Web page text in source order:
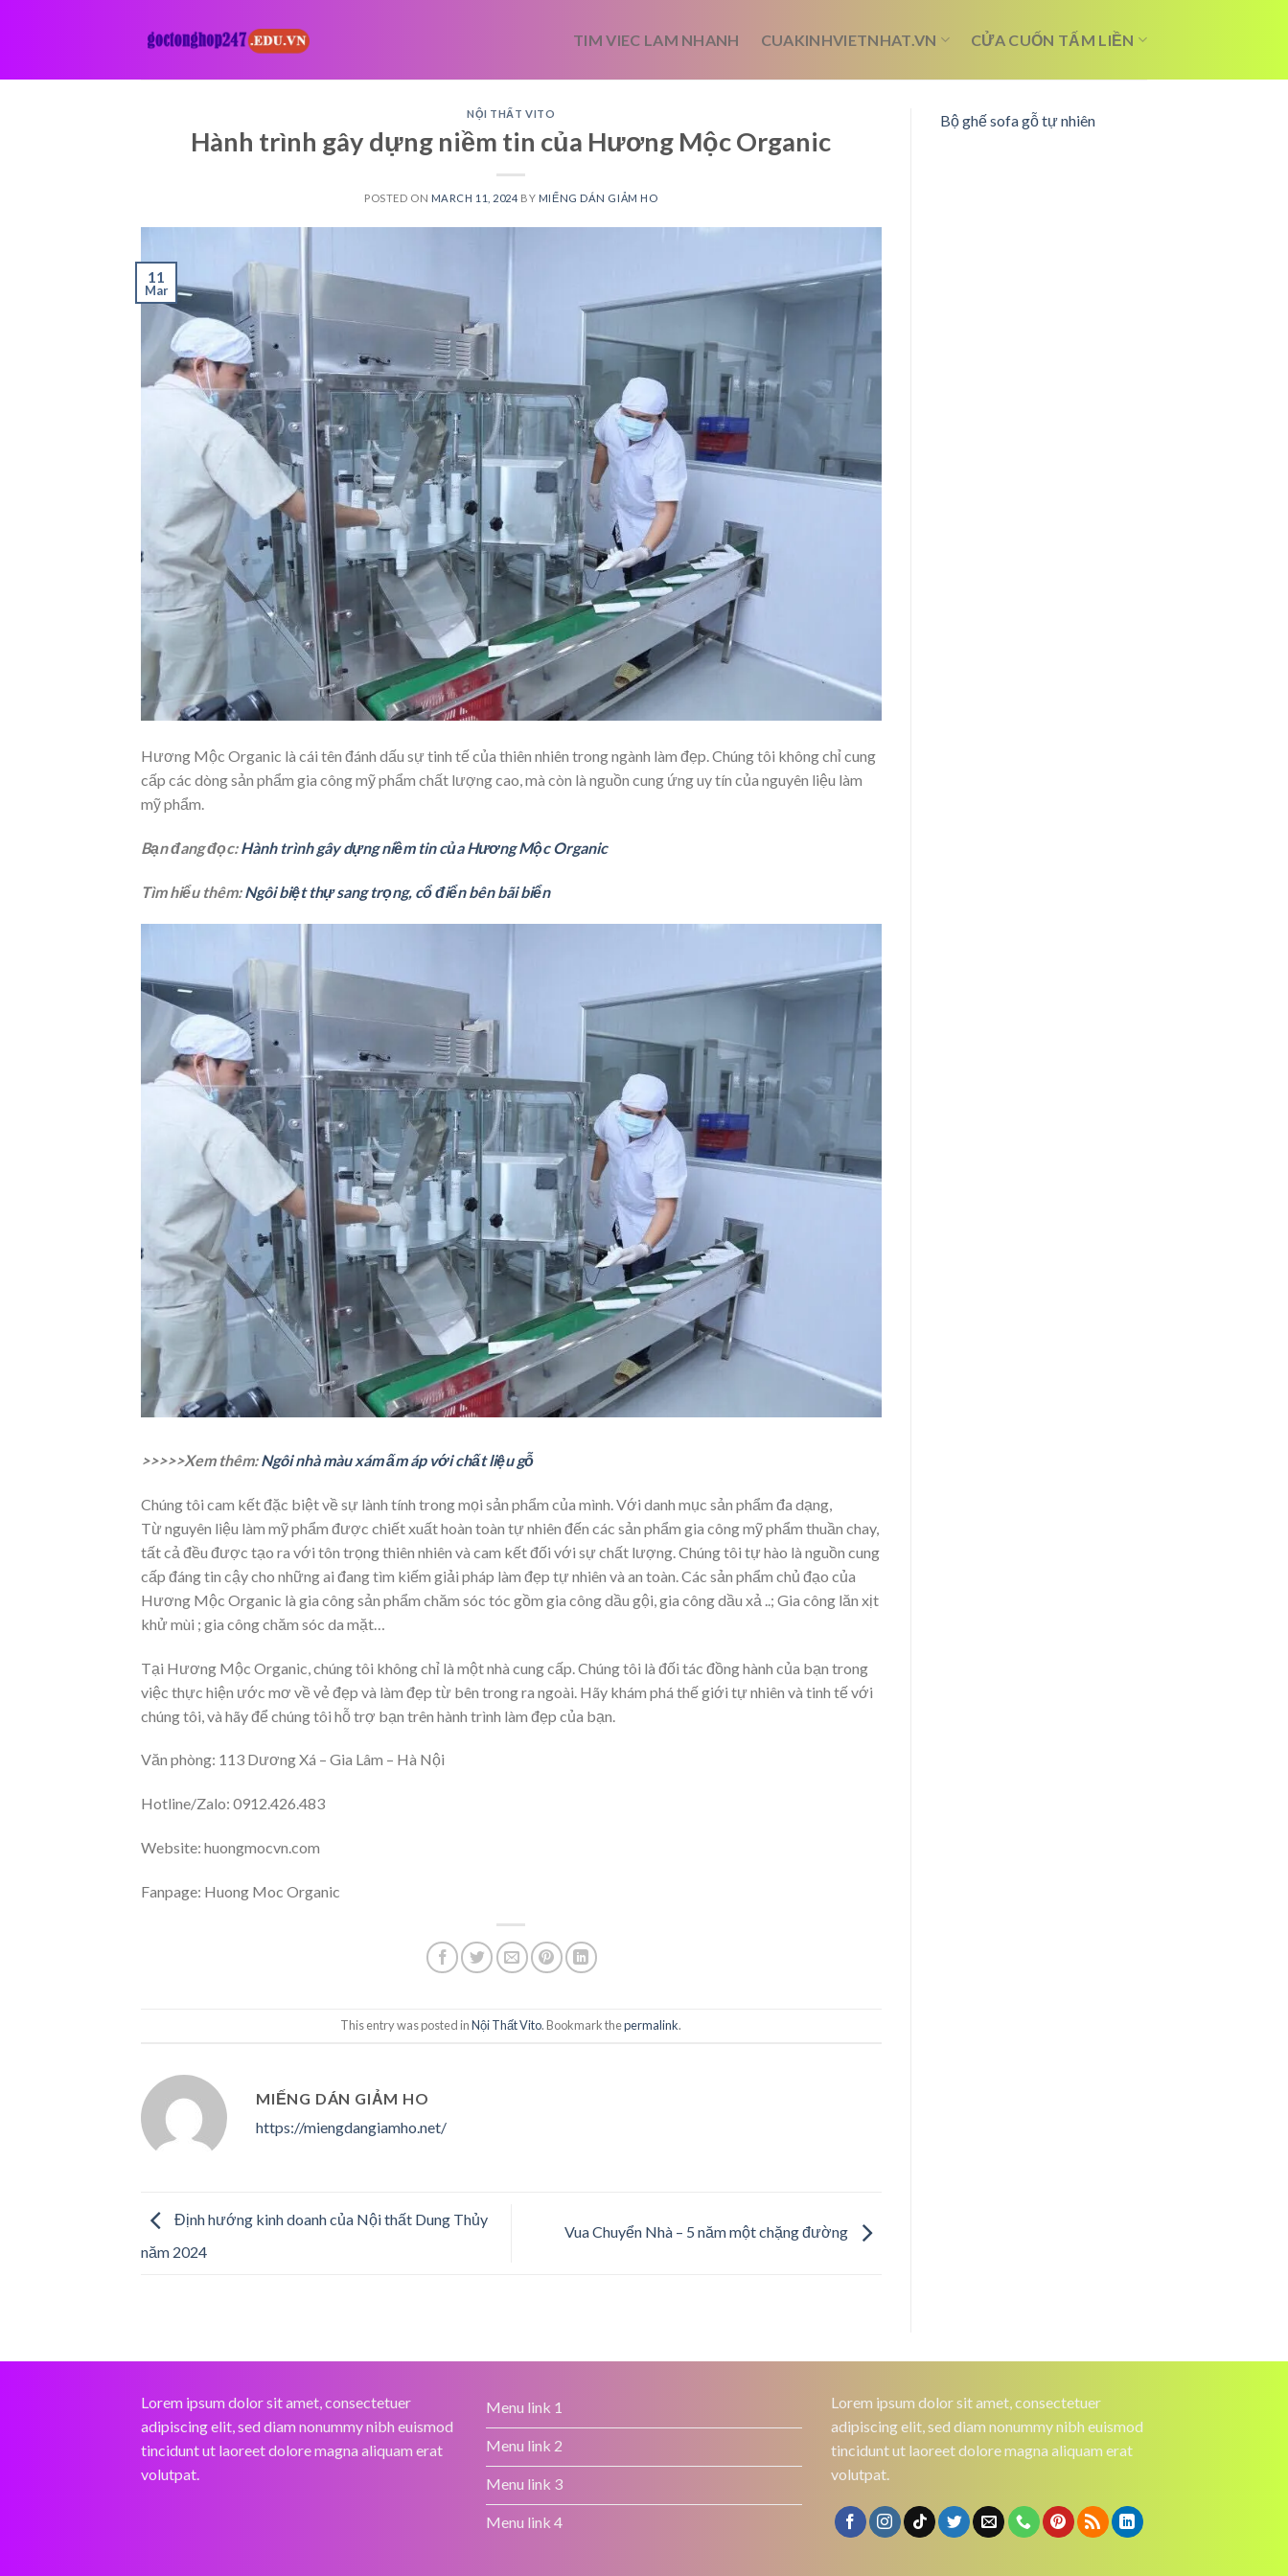
TIM VIEC LAM NHANH CUAKINHVIETNHAT.VN CỬA CUỐN TẤM LIỀN
NỘI THẤT VITO
Hành trình gây dựng niềm tin của Hương Mộc Organic
POSTED ON MARCH 11, 2024 BY MIẾNG DÁN GIẢM HO
11
Mar
Hương Mộc Organic là cái tên đánh dấu sự tinh tế của thiên nhiên trong ngành làm đẹp. Chúng tôi không chỉ cung
cấp các dòng sản phẩm gia công mỹ phẩm chất lượng cao, mà còn là nguồn cung ứng uy tín của nguyên liệu làm
mỹ phẩm.
Bạn đang đọc:Hành trình gây dựng niềm tin của Hương Mộc Organic
Tìm hiểu thêm:Ngôi biệt thự sang trọng, cổ điển bên bãi biển
>>>>>Xem thêm:Ngôi nhà màu xám ấm áp với chất liệu gỗ
Chúng tôi cam kết đặc biệt về sự lành tính trong mọi sản phẩm của mình. Với danh mục sản phẩm đa dạng,
Từ nguyên liệu làm mỹ phẩm được chiết xuất hoàn toàn tự nhiên đến các sản phẩm gia công mỹ phẩm thuần chay,
tất cả đều được tạo ra với tôn trọng thiên nhiên và cam kết đối với sự chất lượng. Chúng tôi tự hào là nguồn cung
cấp đáng tin cậy cho những ai đang tìm kiếm giải pháp làm đẹp tự nhiên và an toàn. Các sản phẩm chủ đạo của
Hương Mộc Organic là gia công sản phẩm chăm sóc tóc gồm gia công dầu gội, gia công dầu xả ..; Gia công lăn xịt
khử mùi ; gia công chăm sóc da mặt…
Tại Hương Mộc Organic, chúng tôi không chỉ là một nhà cung cấp. Chúng tôi là đối tác đồng hành của bạn trong
việc thực hiện ước mơ về vẻ đẹp và làm đẹp từ bên trong ra ngoài. Hãy khám phá thế giới tự nhiên và tinh tế với
chúng tôi, và hãy để chúng tôi hỗ trợ bạn trên hành trình làm đẹp của bạn.
Văn phòng: 113 Dương Xá – Gia Lâm – Hà Nội
Hotline/Zalo: 0912.426.483
Website: huongmocvn.com
Fanpage: Huong Moc Organic
This entry was posted inNội Thất Vito. Bookmark thepermalink.
MIẾNG DÁN GIẢM HO
https://miengdangiamho.net/
Định hướng kinh doanh của Nội thất Dung Thủy
năm 2024
Vua Chuyển Nhà – 5 năm một chặng đường
Bộ ghế sofa gỗ tự nhiên
Lorem ipsum dolor sit amet, consectetuer
adipiscing elit, sed diam nonummy nibh euismod
tincidunt ut laoreet dolore magna aliquam erat
volutpat.
Menu link 1
Menu link 2
Menu link 3
Menu link 4
Lorem ipsum dolor sit amet, consectetuer
adipiscing elit, sed diam nonummy nibh euismod
tincidunt ut laoreet dolore magna aliquam erat
volutpat.